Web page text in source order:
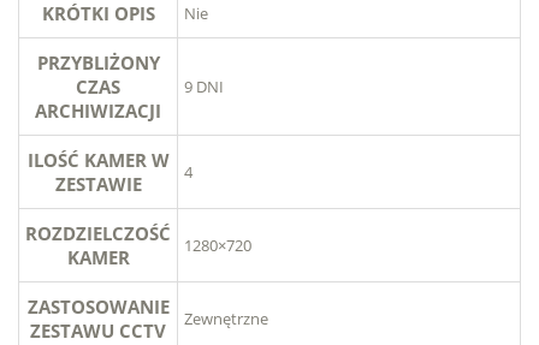
KRÓTKI OPIS Nie
PRZYBLIŻONY
CZAS
ARCHIWIZACJI
9 DNI
ILOŚĆ KAMER W
ZESTAWIE
4
ROZDZIELCZOŚĆ
KAMER
1280×720
ZASTOSOWANIE
ZESTAWU CCTV
Zewnętrzne